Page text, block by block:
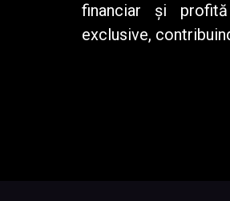
financiar și
exclusive,